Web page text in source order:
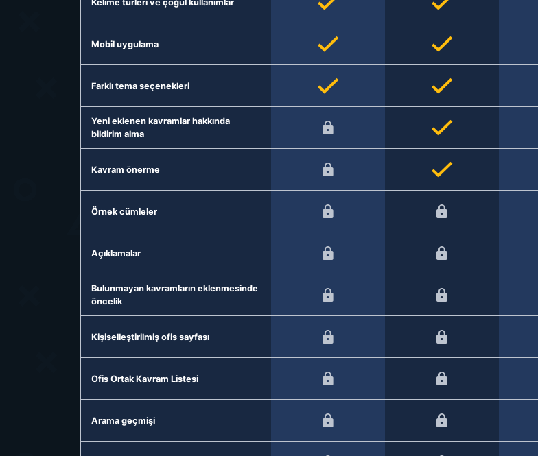
Kelime türleri ve çoğul kullanımlar
Mobil uygulama
Farklı tema seçenekleri
Yeni eklenen kavramlar hakkında
bildirim alma
Kavram önerme
Örnek cümleler
Açıklamalar
Bulunmayan kavramların eklenmesinde
öncelik
Kişiselleştirilmiş ofis sayfası
Ofis Ortak Kavram Listesi
Arama geçmişi